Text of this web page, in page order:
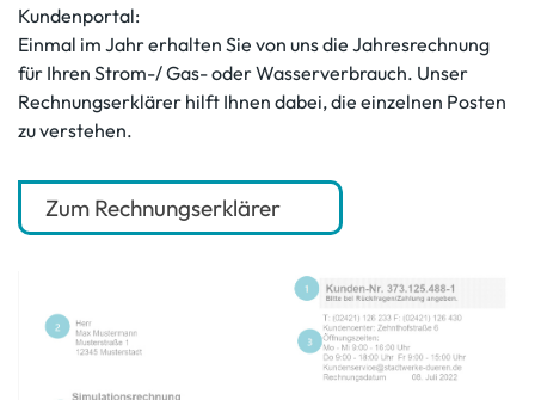
Kundenportal:
Einmal im Jahr erhalten Sie von uns die Jahresrechnung
für Ihren Strom-/ Gas- oder Wasserverbrauch. Unser
Rechnungserklärer hilft Ihnen dabei, die einzelnen Posten
zu verstehen.
Zum Rechnungserklärer